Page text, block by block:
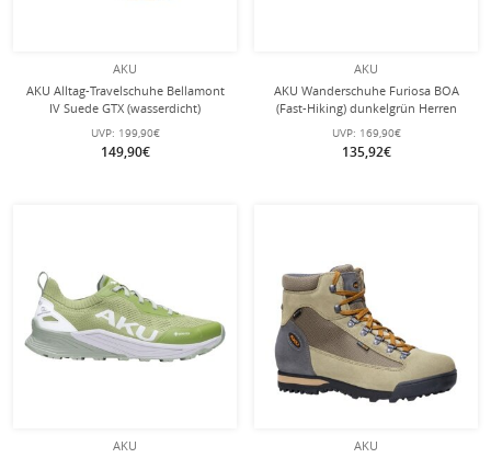
AKU
AKU Alltag-Travelschuhe Bellamont
IV Suede GTX (wasserdicht)
rustybraun Herren
UVP: 199,90€
149,90€
AKU
AKU Wanderschuhe Furiosa BOA
(Fast-Hiking) dunkelgrün Herren
UVP: 169,90€
135,92€
AKU
AKU